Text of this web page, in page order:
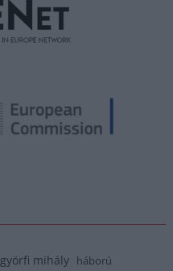
györfi mihály háború